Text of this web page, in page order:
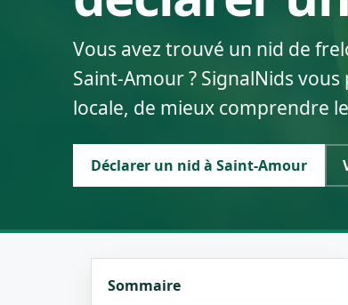
Vous avez trouvé un nid de
Saint-Amour ? SignalNids
locale, de mieux comprendre
Déclarer un nid à Saint-Amour
Sommaire